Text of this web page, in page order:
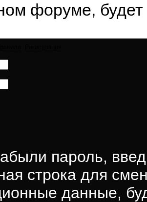
форуме,
пароль,
строка для
данные,